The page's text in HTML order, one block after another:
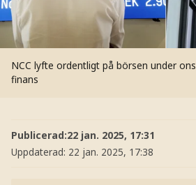
NCC lyfte ordentligt på börsen under
finans
Publicerad:22 jan. 2025, 17:31
Uppdaterad: 22 jan. 2025, 17:38